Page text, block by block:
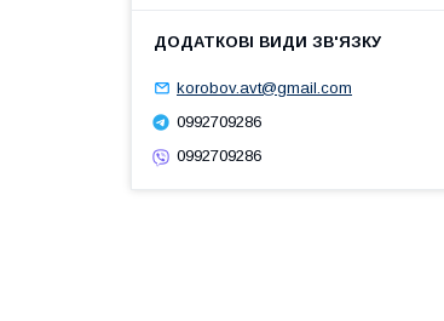
korobov.avt@gmail.com
0992709286
0992709286